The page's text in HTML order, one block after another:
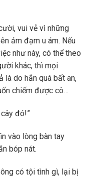
vui vẻ vì những
ảm đạm u ám. Nếu
như này, có thể theo
khác, thì mọi
là do hắn quá bất an,
chiếm được cô…
đó!”
vào lòng bàn tay
bóp nát.
có tội tình gì, lại bị